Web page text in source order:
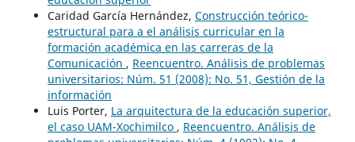
Caridad García Hernández, Construcción teórico-
estructural para a el análisis curricular en la
formación académica en las carreras de la
Comunicación , Reencuentro. Análisis de problemas
universitarios: Núm. 51 (2008): No. 51, Gestión de la
información
Luis Porter, La arquitectura de la educación superior,
el caso UAM-Xochimilco , Reencuentro. Análisis de